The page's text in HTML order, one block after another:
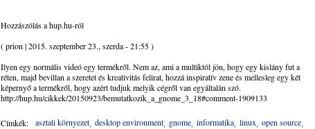
Hozzászólás a hup.hu-ról
( prion | 2015. szeptember 23., szerda - 21:55 )
Ilyen egy normális videó egy termékről. Nem az, ami a multiktól jön, hogy egy kislány fut a
réten, majd bevillan a szeretet és kreativitás felirat, hozzá inspiratív zene és mellesleg egy két
képernyő a termékről, hogy azért tudjuk melyik cégről van egyáltalán szó.
http://hup.hu/cikkek/20150923/bemutatkozik_a_gnome_3_18#comment-1909133
Címkék: asztali környezet desktop environment gnome informatika linux open source